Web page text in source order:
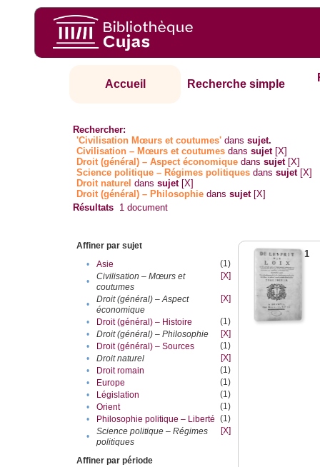
Accueil Recherche simple
Rechercher:
'Civilisation Mœurs et coutumes' danssujet.
Civilisation – Mœurs et coutumes danssujet [X]
Droit (général) – Aspect économique danssujet [X]
Science politique – Régimes politiques danssujet [X]
Droit naturel danssujet [X]
Droit (général) – Philosophie danssujet [X]
Résultats 1 document
Affiner par sujet
•
Asie
(1)
•
Civilisation – Mœurs et
coutumes
[X]
•
Droit (général) – Aspect
économique
[X]
• Droit (général) – Histoire
(1)
•
Droit (général) – Philosophie
[X]
•
Droit (général) – Sources
(1)
•
Droit naturel
[X]
•
Droit romain
(1)
•
Europe
(1)
•
Législation
(1)
•
Orient
(1)
•
Philosophie politique – Liberté (1)
•
Science politique – Régimes
politiques
[X]
Affiner par période
1